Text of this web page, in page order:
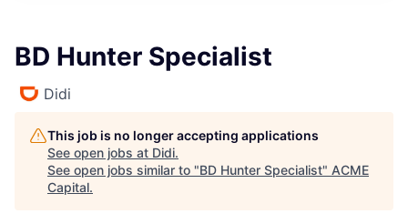
BD Hunter Specialist
Didi
This job is no longer accepting applications
See open jobs at Didi.
See open jobs similar to "BD Hunter Specialist" ACME
Capital.